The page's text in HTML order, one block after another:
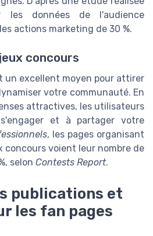
les données de l'audience
actions marketing de 30 %.
concours
un excellent moyen pour attirer
votre communauté. En
attractives, les utilisateurs
et à partager votre
, les pages organisant
concours voient leur nombre de
selon Contests Report.
publications et
les fan pages